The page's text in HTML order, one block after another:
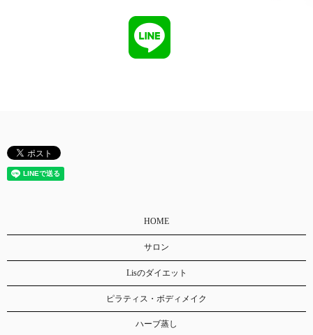
HOME
サロン
Lisのダイエット
ピラティス・ボディメイク
ハーブ蒸し